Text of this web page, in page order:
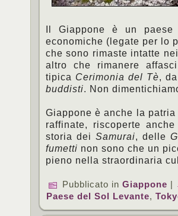
Il Giappone è un
economiche (legate per lo
che sono rimaste intatte
altro che rimanere
tipica Cerimonia del Tè,
buddisti. Non
Giappone è anche la
raffinate, riscoperte
storia dei Samurai, delle
fumetti non sono che un
pieno nella straordinaria
Pubblicato in Giappone
Paese del Sol Levante,